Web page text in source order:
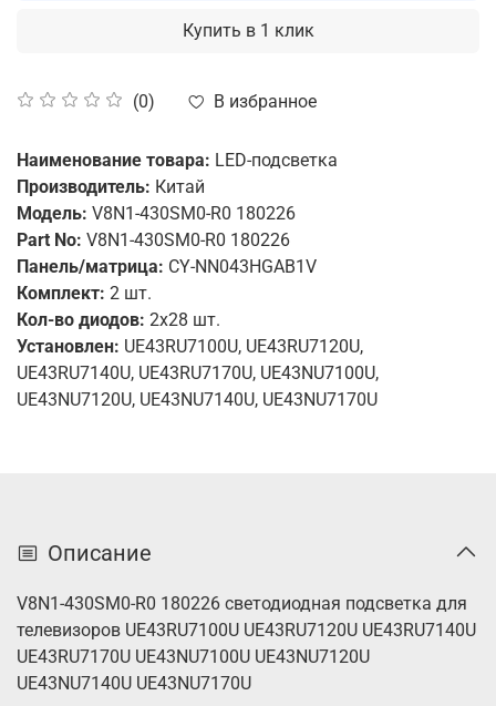
(0) В избранное
Купить в 1 клик
Наименование товара: LED-подсветка
Производитель: Китай
Модель: V8N1-430SM0-R0 180226
Part No: V8N1-430SM0-R0 180226
Панель/матрица: CY-NN043HGAB1V
Комплект: 2 шт.
Кол-во диодов: 2х28 шт.
Установлен: UE43RU7100U, UE43RU7120U,
UE43RU7140U, UE43RU7170U, UE43NU7100U,
UE43NU7120U, UE43NU7140U, UE43NU7170U
Описание
V8N1-430SM0-R0 180226 светодиодная подсветка для
телевизоров UE43RU7100U UE43RU7120U UE43RU7140U
UE43RU7170U UE43NU7100U UE43NU7120U
UE43NU7140U UE43NU7170U